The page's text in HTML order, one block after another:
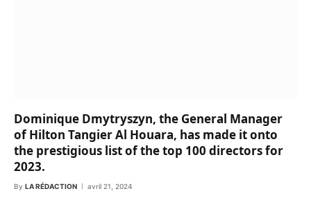
Dominique Dmytryszyn, the General Manager
of Hilton Tangier Al Houara, has made it onto
the prestigious list of the top 100 directors for
2023.
By LA RÉDACTION avril 21, 2024